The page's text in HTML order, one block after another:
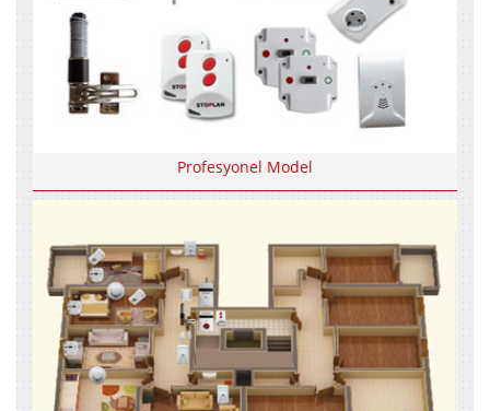
Profesyonel Model